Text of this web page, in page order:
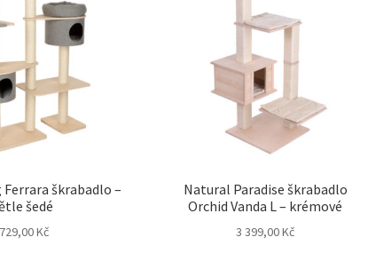
škrabadlo –
šedé
Kč
Natural Paradise škrabadlo
Orchid Vanda L – krémové
3 399,00Kč